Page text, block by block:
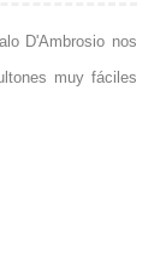
D'Ambrosio nos
muy fáciles